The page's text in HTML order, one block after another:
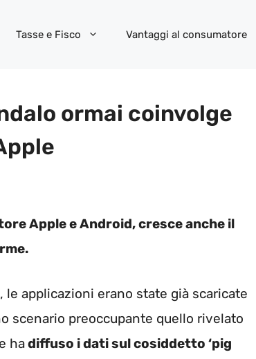
Tasse e Fisco Vantaggi al consumatore
ormai coinvolge
Apple e Android, cresce anche il
applicazioni erano state già scaricate
scenario preoccupante quello rivelato
hadiffuso i dati sul cosiddetto ‘pig